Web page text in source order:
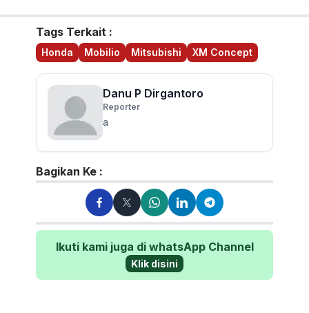
Tags Terkait :
Honda Mobilio Mitsubishi XM Concept
Danu P Dirgantoro
Reporter
a
Bagikan Ke :
Ikuti kami juga di whatsApp Channel
Klik disini